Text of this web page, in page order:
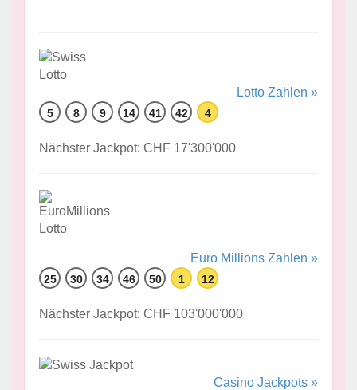
Lotto Zahlen »
5 8 9 14 41 42 4
Nächster Jackpot: CHF 17'300'000
Euro Millions Zahlen »
25 30 34 46 50 1 12
Nächster Jackpot: CHF 103'000'000
Casino Jackpots »